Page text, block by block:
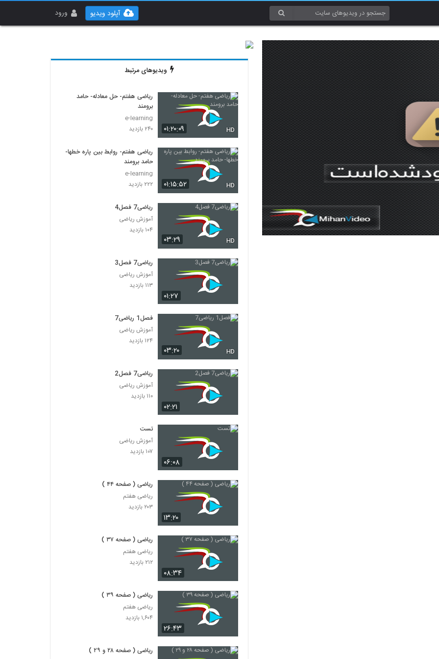
ورود آپلود ویدیو
ویدیوهای مرتبط
۰۱:۲۰:۰۹ HD
ریاضی هفتم- حل معادله- حامد
برومند
e-learning
۲۴۰ بازدید
۰۱:۱۵:۵۲ HD
ریاضی هفتم- روابط بین پاره خطها-
حامد برومند
e-learning
۲۲۲ بازدید
۰۳:۲۹ HD
ریاضی7 فصل4
آموزش ریاضی
۱۰۴ بازدید
۰۱:۲۷
ریاضی7 فصل3
آموزش ریاضی
۱۱۳ بازدید
۰۳:۲۰ HD
فصل1 ریاضی7
آموزش ریاضی
۱۲۴ بازدید
۰۲:۲۱
ریاضی7 فصل2
آموزش ریاضی
۱۱۰ بازدید
۰۶:۰۸
تست
آموزش ریاضی
۱۰۷ بازدید
۱۳:۲۰
ریاضی ( صفحه ۴۴ )
ریاضی هفتم
۲۰۳ بازدید
۰۸:۳۴
ریاضی ( صفحه ۳۷ )
ریاضی هفتم
۲۱۲ بازدید
۲۶:۴۳
ریاضی ( صفحه ۳۹ )
ریاضی هفتم
۱,۶۰۴ بازدید
ریاضی ( صفحه ۲۸ و ۲۹ )